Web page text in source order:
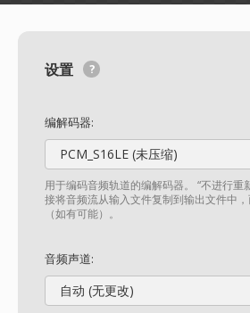
设置
编解码器:
PCM_S16LE (未压缩)
用于编码音频轨道的编解码器。 “不进行重
接将音频流从输入文件复制到输出文件中
（如有可能）。
音频声道:
自动 (无更改)